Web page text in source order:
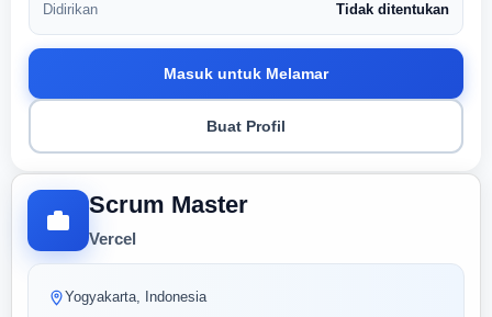
Scrum Master
Vercel
Yogyakarta, Indonesia
Didirikan Tidak ditentukan
Masuk untuk Melamar
Buat Profil